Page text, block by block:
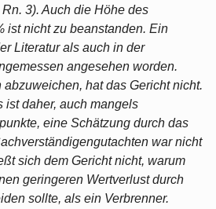
3). Auch die Höhe des
ist nicht zu beanstanden. Ein
Literatur als auch in der
angesehen worden.
hat das Gericht nicht.
ist daher, auch mangels
eine Schätzung durch das
war nicht
sich dem Gericht nicht, warum
geringeren Wertverlust durch
sollte, als ein Verbrenner.